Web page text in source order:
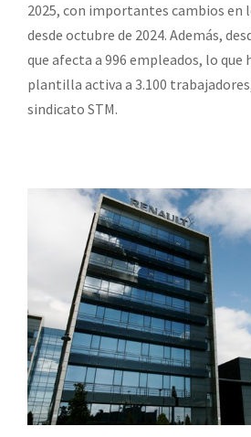
2025, con importantes cambios en
desde octubre de 2024. Además,
que afecta a 996 empleados, lo que
plantilla activa a 3.100
sindicato STM.